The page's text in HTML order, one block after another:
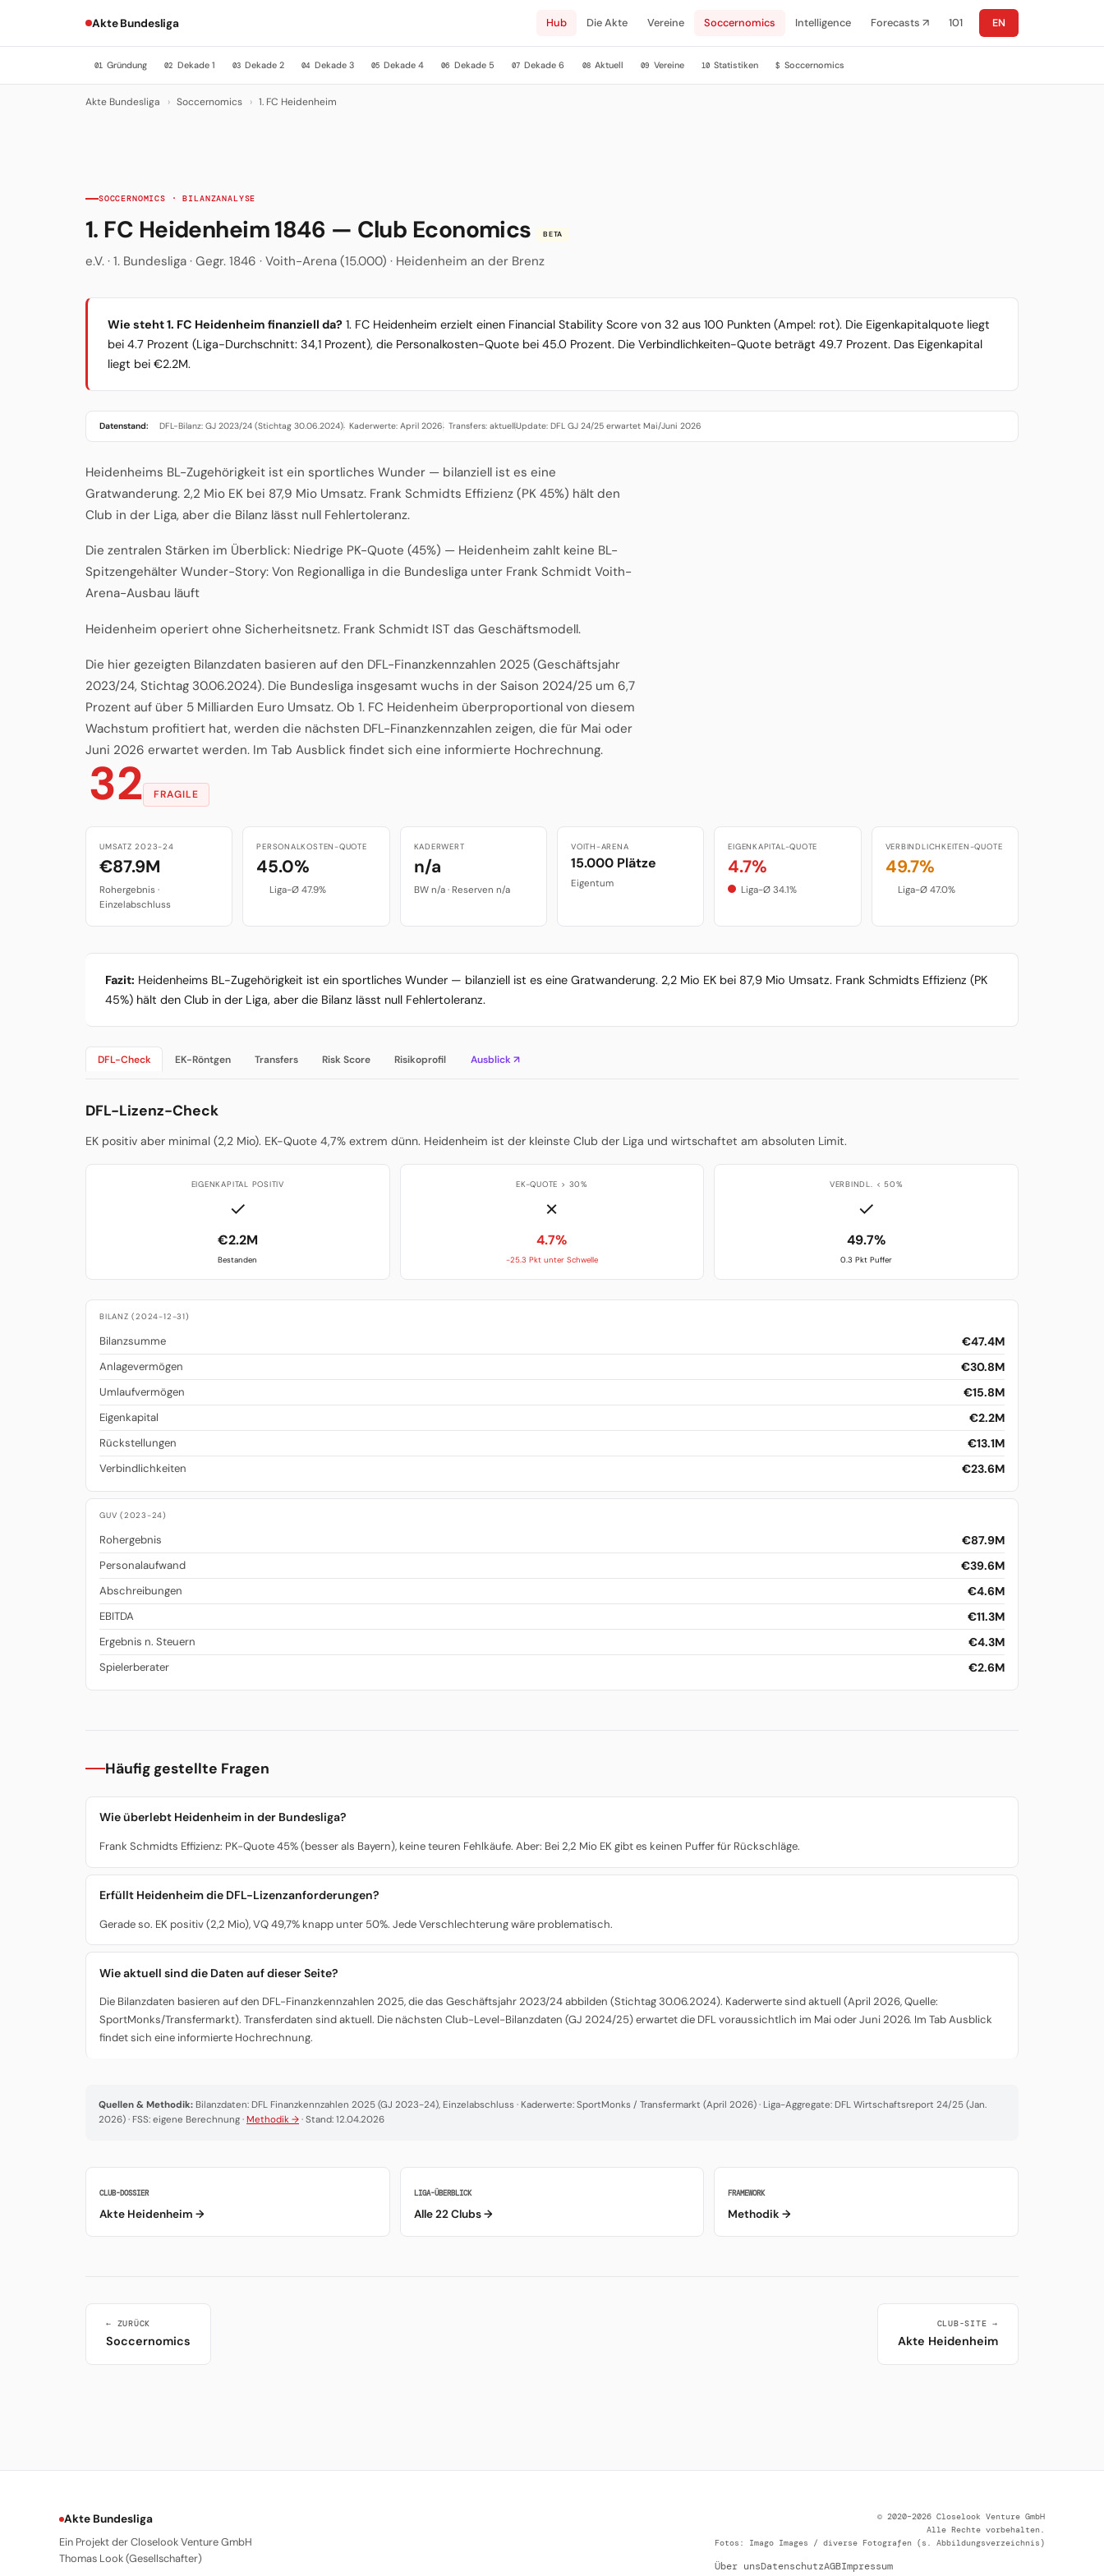
Akte Bundesliga Hub Die Akte Vereine Soccernomics Intelligence Forecasts ↗ 101 EN
01 Gründung 02 Dekade 1 03 Dekade 2 04 Dekade 3 05 Dekade 4 06 Dekade 5 07 Dekade 6 08 Aktuell 09 Vereine 10 Statistiken $ Soccernomics
Akte Bundesliga › Soccernomics › 1. FC Heidenheim
SOCCERNOMICS · BILANZANALYSE
1. FC Heidenheim 1846 — Club Economics BETA
e.V. · 1. Bundesliga · Gegr. 1846 · Voith-Arena (15.000) · Heidenheim an der Brenz
Wie steht 1. FC Heidenheim finanziell da? 1. FC Heidenheim erzielt einen Financial Stability Score von 32 aus 100 Punkten (Ampel: rot). Die Eigenkapitalquote liegt
bei 4.7 Prozent (Liga-Durchschnitt: 34,1 Prozent), die Personalkosten-Quote bei 45.0 Prozent. Die Verbindlichkeiten-Quote beträgt 49.7 Prozent. Das Eigenkapital
liegt bei €2.2M.
Datenstand: DFL-Bilanz: GJ 2023/24 (Stichtag 30.06.2024)· Kaderwerte: April 2026· Transfers: aktuell·Update: DFL GJ 24/25 erwartet Mai/Juni 2026
Heidenheims BL-Zugehörigkeit ist ein sportliches Wunder — bilanziell ist es eine
Gratwanderung. 2,2 Mio EK bei 87,9 Mio Umsatz. Frank Schmidts Effizienz (PK 45%) hält den
Club in der Liga, aber die Bilanz lässt null Fehlertoleranz.
Die zentralen Stärken im Überblick: Niedrige PK-Quote (45%) — Heidenheim zahlt keine BL-
Spitzengehälter Wunder-Story: Von Regionalliga in die Bundesliga unter Frank Schmidt Voith-
Arena-Ausbau läuft
Heidenheim operiert ohne Sicherheitsnetz. Frank Schmidt IST das Geschäftsmodell.
Die hier gezeigten Bilanzdaten basieren auf den DFL-Finanzkennzahlen 2025 (Geschäftsjahr
2023/24, Stichtag 30.06.2024). Die Bundesliga insgesamt wuchs in der Saison 2024/25 um 6,7
Prozent auf über 5 Milliarden Euro Umsatz. Ob 1. FC Heidenheim überproportional von diesem
Wachstum profitiert hat, werden die nächsten DFL-Finanzkennzahlen zeigen, die für Mai oder
Juni 2026 erwartet werden. Im Tab Ausblick findet sich eine informierte Hochrechnung.
32 FRAGILE
UMSATZ 2023-24
€87.9M
Rohergebnis ·
Einzelabschluss
PERSONALKOSTEN-QUOTE
45.0%
Liga-Ø 47.9%
KADERWERT
n/a
BW n/a · Reserven n/a
VOITH-ARENA
15.000 Plätze
Eigentum
EIGENKAPITAL-QUOTE
4.7%
Liga-Ø 34.1%
VERBINDLICHKEITEN-QUOTE
49.7%
Liga-Ø 47.0%
Fazit: Heidenheims BL-Zugehörigkeit ist ein sportliches Wunder — bilanziell ist es eine Gratwanderung. 2,2 Mio EK bei 87,9 Mio Umsatz. Frank Schmidts Effizienz (PK
45%) hält den Club in der Liga, aber die Bilanz lässt null Fehlertoleranz.
DFL-Check EK-Röntgen Transfers Risk Score Risikoprofil Ausblick ↗
DFL-Lizenz-Check
EK positiv aber minimal (2,2 Mio). EK-Quote 4,7% extrem dünn. Heidenheim ist der kleinste Club der Liga und wirtschaftet am absoluten Limit.
EIGENKAPITAL POSITIV
✓
€2.2M
Bestanden
EK-QUOTE > 30%
✗
4.7%
-25.3 Pkt unter Schwelle
VERBINDL. < 50%
✓
49.7%
0.3 Pkt Puffer
BILANZ (2024-12-31)
Bilanzsumme €47.4M
Anlagevermögen €30.8M
Umlaufvermögen €15.8M
Eigenkapital €2.2M
Rückstellungen €13.1M
Verbindlichkeiten €23.6M
GUV (2023-24)
Rohergebnis €87.9M
Personalaufwand €39.6M
Abschreibungen €4.6M
EBITDA €11.3M
Ergebnis n. Steuern €4.3M
Spielerberater €2.6M
Häufig gestellte Fragen
Wie überlebt Heidenheim in der Bundesliga?
Frank Schmidts Effizienz: PK-Quote 45% (besser als Bayern), keine teuren Fehlkäufe. Aber: Bei 2,2 Mio EK gibt es keinen Puffer für Rückschläge.
Erfüllt Heidenheim die DFL-Lizenzanforderungen?
Gerade so. EK positiv (2,2 Mio), VQ 49,7% knapp unter 50%. Jede Verschlechterung wäre problematisch.
Wie aktuell sind die Daten auf dieser Seite?
Die Bilanzdaten basieren auf den DFL-Finanzkennzahlen 2025, die das Geschäftsjahr 2023/24 abbilden (Stichtag 30.06.2024). Kaderwerte sind aktuell (April 2026, Quelle:
SportMonks/Transfermarkt). Transferdaten sind aktuell. Die nächsten Club-Level-Bilanzdaten (GJ 2024/25) erwartet die DFL voraussichtlich im Mai oder Juni 2026. Im Tab Ausblick
findet sich eine informierte Hochrechnung.
Quellen & Methodik: Bilanzdaten: DFL Finanzkennzahlen 2025 (GJ 2023-24), Einzelabschluss · Kaderwerte: SportMonks / Transfermarkt (April 2026) · Liga-Aggregate: DFL Wirtschaftsreport 24/25 (Jan.
2026) · FSS: eigene Berechnung · Methodik → · Stand: 12.04.2026
CLUB-DOSSIER
Akte Heidenheim →
LIGA-ÜBERBLICK
Alle 22 Clubs →
FRAMEWORK
Methodik →
← ZURÜCK
Soccernomics
CLUB-SITE →
Akte Heidenheim
Akte Bundesliga
Ein Projekt der Closelook Venture GmbH
Thomas Look (Gesellschafter)
© 2020–2026 Closelook Venture GmbH
Alle Rechte vorbehalten.
Fotos: Imago Images / diverse Fotografen (s. Abbildungsverzeichnis)
Über unsDatenschutzAGBImpressum